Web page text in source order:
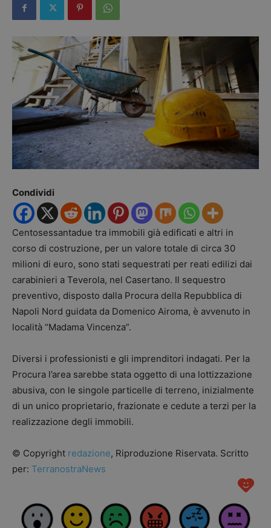
Condividi
Centosessantadue tra immobili già edificati e altri in
corso di costruzione, per un valore totale di circa 30
milioni di euro, sono stati sequestrati per reati edilizi dai
carabinieri a Teverola, nel Casertano. Il sequestro
preventivo, disposto dalla Procura della Repubblica di
Napoli Nord guidata da Domenico Airoma, è avvenuto in
località “Madama Vincenza”.
Diversi i professionisti e gli imprenditori indagati. Per la
Procura l’area sarebbe stata oggetto di una lottizzazione
abusiva, con le singole particelle di terreno, inizialmente
di un unico proprietario, frazionate e cedute a terzi per la
realizzazione degli immobili.
© Copyright redazione, Riproduzione Riservata. Scritto
per: TerranostraNews